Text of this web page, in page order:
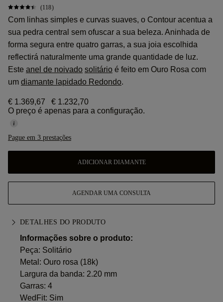
(118)
Com linhas simples e curvas suaves, o Contour acentua a
sua pedra central sem ofuscar a sua beleza. Aninhada de
forma segura entre quatro garras, a sua joia escolhida
reflectirá naturalmente uma grande quantidade de luz.
Este anel de noivado solitário é feito em Ouro Rosa com
um diamante lapidado Redondo.
€ 1.369,67
€ 1.232,70
O preço é apenas para a configuração.
Pague em 3 prestações
ADICIONAR DIAMANTE
AGENDAR UMA CONSULTA
DETALHES DO PRODUTO
Informações sobre o produto:
Peça: Solitário
Metal: Ouro rosa (18k)
Largura da banda: 2.20 mm
Garras: 4
WedFit: Sim